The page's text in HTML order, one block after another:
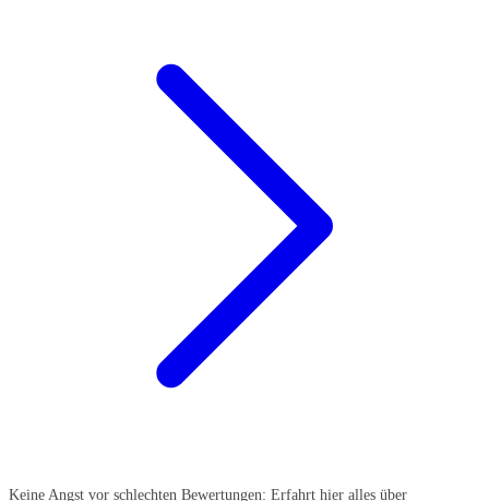
Keine Angst vor schlechten Bewertungen: Erfahrt hier alles über